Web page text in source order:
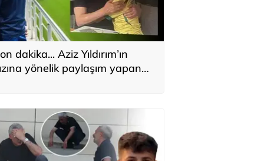
dakika... Aziz Yıldırım’ın
yönelik paylaşım yapan